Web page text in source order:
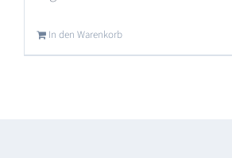
In den Warenkorb